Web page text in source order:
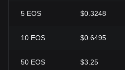
5 EOS $0.3248
10 EOS $0.6495
50 EOS $3.25